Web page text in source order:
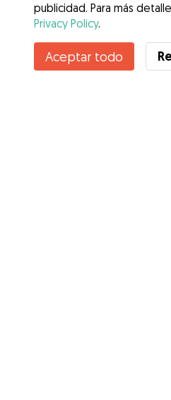
Contacta con
¿Conoces los Beneficios
publicidad. Para más
Privacy Policy.
Aceptar todo